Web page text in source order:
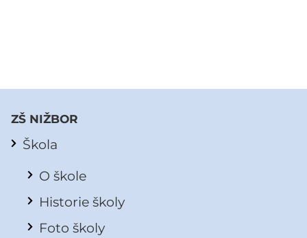
ZŠ NIŽBOR
Škola
O škole
Historie školy
Foto školy